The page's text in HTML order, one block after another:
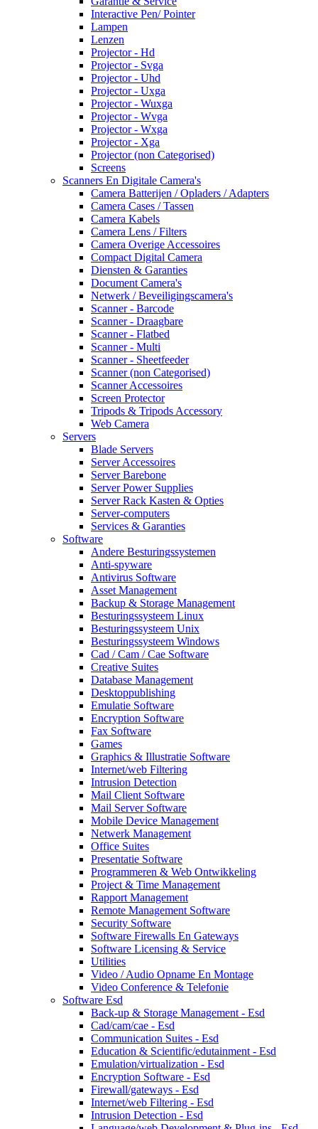
Interactive Pen/ Pointer
Lampen
Lenzen
Projector - Hd
Projector - Svga
Projector - Uhd
Projector - Uxga
Projector - Wuxga
Projector - Wvga
Projector - Wxga
Projector - Xga
Projector (non Categorised)
Screens
Scanners En Digitale Camera's
Camera Batterijen / Opladers / Adapters
Camera Cases / Tassen
Camera Kabels
Camera Lens / Filters
Camera Overige Accessoires
Compact Digital Camera
Diensten & Garanties
Document Camera's
Netwerk / Beveiligingscamera's
Scanner - Barcode
Scanner - Draagbare
Scanner - Flatbed
Scanner - Multi
Scanner - Sheetfeeder
Scanner (non Categorised)
Scanner Accessoires
Screen Protector
Tripods & Tripods Accessory
Web Camera
Servers
Blade Servers
Server Accessoires
Server Barebone
Server Power Supplies
Server Rack Kasten & Opties
Server-computers
Services & Garanties
Software
Andere Besturingssystemen
Anti-spyware
Antivirus Software
Asset Management
Backup & Storage Management
Besturingssysteem Linux
Besturingssysteem Unix
Besturingssysteem Windows
Cad / Cam / Cae Software
Creative Suites
Database Management
Desktoppublishing
Emulatie Software
Encryption Software
Fax Software
Games
Graphics & Illustratie Software
Internet/web Filtering
Intrusion Detection
Mail Client Software
Mail Server Software
Mobile Device Management
Netwerk Management
Office Suites
Presentatie Software
Programmeren & Web Ontwikkeling
Project & Time Management
Rapport Management
Remote Management Software
Security Software
Software Firewalls En Gateways
Software Licensing & Service
Utilities
Video / Audio Opname En Montage
Video Conference & Telefonie
Software Esd
Back-up & Storage Management - Esd
Cad/cam/cae - Esd
Communication Suites - Esd
Education & Scientific/edutainment - Esd
Emulation/virtualization - Esd
Encryption Software - Esd
Firewall/gateways - Esd
Internet/web Filtering - Esd
Intrusion Detection - Esd